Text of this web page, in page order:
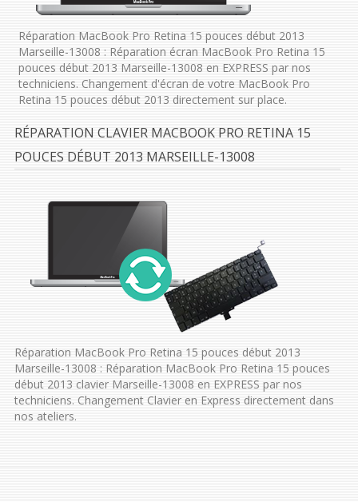
Réparation MacBook Pro Retina 15 pouces début 2013
Marseille-13008 : Réparation écran MacBook Pro Retina 15
pouces début 2013 Marseille-13008 en EXPRESS par nos
techniciens. Changement d'écran de votre MacBook Pro
Retina 15 pouces début 2013 directement sur place.
RÉPARATION CLAVIER MACBOOK PRO RETINA 15
POUCES DÉBUT 2013 MARSEILLE-13008
Réparation MacBook Pro Retina 15 pouces début 2013
Marseille-13008 : Réparation MacBook Pro Retina 15 pouces
début 2013 clavier Marseille-13008 en EXPRESS par nos
techniciens. Changement Clavier en Express directement dans
nos ateliers.